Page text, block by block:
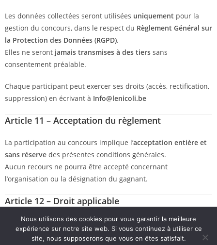
Les données collectées seront utilisées uniquement pour la
gestion du concours, dans le respect du Règlement Général sur
la Protection des Données (RGPD).
Elles ne seront jamais transmises à des tiers sans
consentement préalable.
Chaque participant peut exercer ses droits (accès, rectification,
suppression) en écrivant à Info@lenicoli.be
Article 11 – Acceptation du règlement
La participation au concours implique l’acceptation entière et
sans réserve des présentes conditions générales.
Aucun recours ne pourra être accepté concernant
l’organisation ou la désignation du gagnant.
Article 12 – Droit applicable
Le présent concours est soumis au droit belge.
En cas de litige,les tribunaux de Liègeseront seuls
Nous utilisons des cookies pour vous garantir la meilleure
expérience sur notre site web. Si vous continuez à utiliser ce
site, nous supposerons que vous en êtes satisfait.